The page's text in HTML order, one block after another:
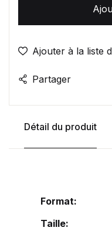
Ajouter à la liste
Partager
Détail du produit
Format:
Taille: